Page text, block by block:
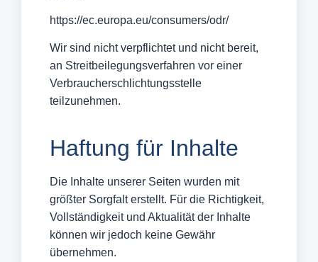
https://ec.europa.eu/consumers/odr/
Wir sind nicht verpflichtet und nicht bereit,
an Streitbeilegungsverfahren vor einer
Verbraucherschlichtungsstelle
teilzunehmen.
Haftung für Inhalte
Die Inhalte unserer Seiten wurden mit
größter Sorgfalt erstellt. Für die Richtigkeit,
Vollständigkeit und Aktualität der Inhalte
können wir jedoch keine Gewähr
übernehmen.